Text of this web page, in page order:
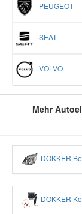
PEUGEOT
SEAT
VOLVO
Mehr
DOKKER
DOKKER
Volvo